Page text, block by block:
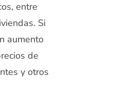
entre
Si
aumento
de
y otros